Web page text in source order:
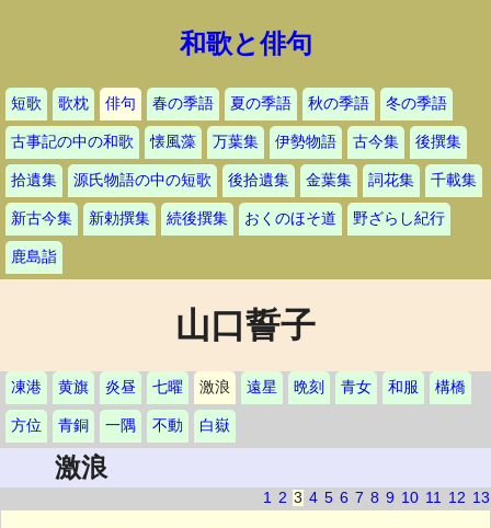
和歌と俳句
短歌 歌枕 俳句 春の季語 夏の季語 秋の季語 冬の季語
古事記の中の和歌 懐風藻 万葉集 伊勢物語 古今集 後撰集
拾遺集 源氏物語の中の短歌 後拾遺集 金葉集 詞花集 千載集
新古今集 新勅撰集 続後撰集 おくのほそ道 野ざらし紀行
鹿島詣
山口誓子
凍港 黄旗 炎昼 七曜 激浪 遠星 晩刻 青女 和服 構橋
方位 青銅 一隅 不動 白嶽
激浪
1 2 3 4 5 6 7 8 9 10 11 12 13